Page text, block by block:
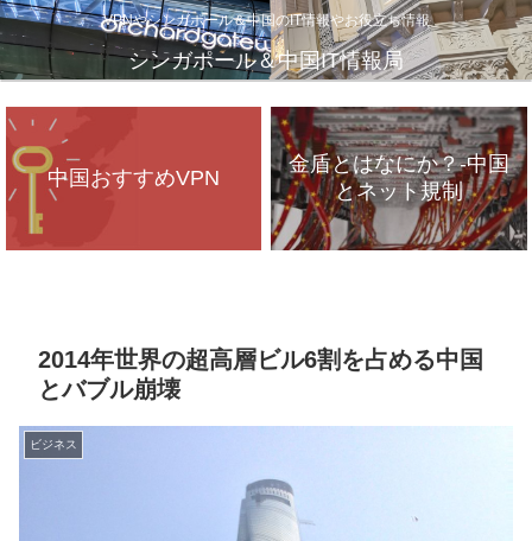
VPNやシンガポール＆中国のIT情報やお役立ち情報
シンガポール＆中国IT情報局
中国おすすめVPN
金盾とはなにか？-中国
とネット規制
2014年世界の超高層ビル6割を占める中国
とバブル崩壊
ビジネス